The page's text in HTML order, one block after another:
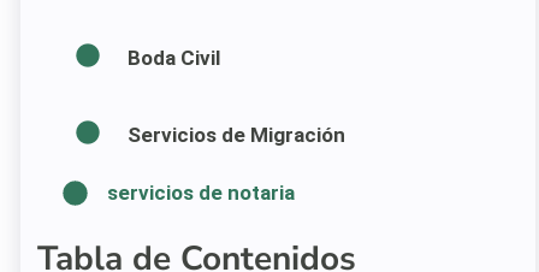
Boda Civil
Servicios de Migración
servicios de notaria
Tabla de Contenidos